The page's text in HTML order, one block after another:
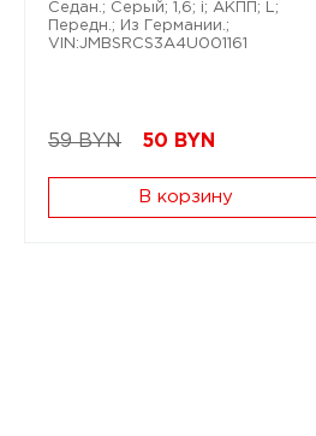
Седан.; Серый; 1,6; i; АКПП; L;
Передн.; Из Германии.;
VIN:JMBSRCS3A4U001161
59 BYN 50 BYN
В корзину